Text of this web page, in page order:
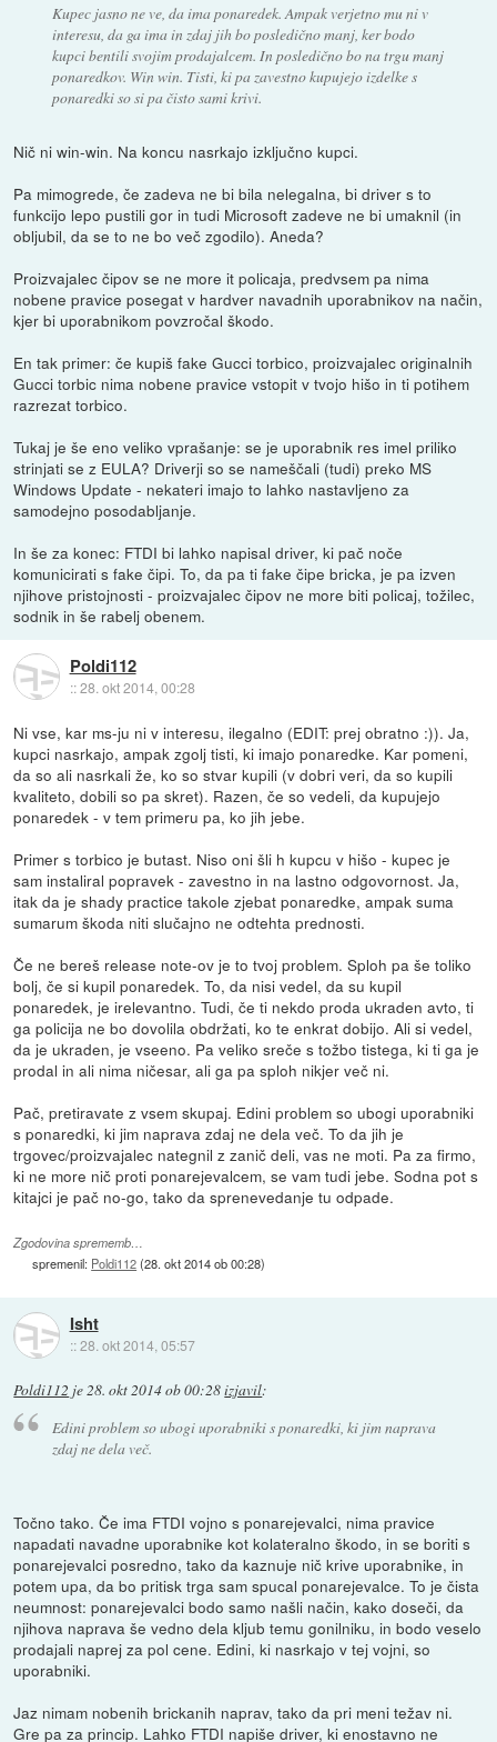
Kupec jasno ne ve, da ima ponaredek. Ampak verjetno mu ni v
interesu, da ga ima in zdaj jih bo posledično manj, ker bodo
kupci bentili svojim prodajalcem. In posledično bo na trgu manj
ponaredkov. Win win. Tisti, ki pa zavestno kupujejo izdelke s
ponaredki so si pa čisto sami krivi.
Nič ni win-win. Na koncu nasrkajo izključno kupci.
Pa mimogrede, če zadeva ne bi bila nelegalna, bi driver s to
funkcijo lepo pustili gor in tudi Microsoft zadeve ne bi umaknil (in
obljubil, da se to ne bo več zgodilo). Aneda?
Proizvajalec čipov se ne more it policaja, predvsem pa nima
nobene pravice posegat v hardver navadnih uporabnikov na način,
kjer bi uporabnikom povzročal škodo.
En tak primer: če kupiš fake Gucci torbico, proizvajalec originalnih
Gucci torbic nima nobene pravice vstopit v tvojo hišo in ti potihem
razrezat torbico.
Tukaj je še eno veliko vprašanje: se je uporabnik res imel priliko
strinjati se z EULA? Driverji so se nameščali (tudi) preko MS
Windows Update - nekateri imajo to lahko nastavljeno za
samodejno posodabljanje.
In še za konec: FTDI bi lahko napisal driver, ki pač noče
komunicirati s fake čipi. To, da pa ti fake čipe bricka, je pa izven
njihove pristojnosti - proizvajalec čipov ne more biti policaj, tožilec,
sodnik in še rabelj obenem.
Poldi112
::28. okt 2014, 00:28
Ni vse, kar ms-ju ni v interesu, ilegalno (EDIT: prej obratno :)). Ja,
kupci nasrkajo, ampak zgolj tisti, ki imajo ponaredke. Kar pomeni,
da so ali nasrkali že, ko so stvar kupili (v dobri veri, da so kupili
kvaliteto, dobili so pa skret). Razen, če so vedeli, da kupujejo
ponaredek - v tem primeru pa, ko jih jebe.
Primer s torbico je butast. Niso oni šli h kupcu v hišo - kupec je
sam instaliral popravek - zavestno in na lastno odgovornost. Ja,
itak da je shady practice takole zjebat ponaredke, ampak suma
sumarum škoda niti slučajno ne odtehta prednosti.
Če ne bereš release note-ov je to tvoj problem. Sploh pa še toliko
bolj, če si kupil ponaredek. To, da nisi vedel, da su kupil
ponaredek, je irelevantno. Tudi, če ti nekdo proda ukraden avto, ti
ga policija ne bo dovolila obdržati, ko te enkrat dobijo. Ali si vedel,
da je ukraden, je vseeno. Pa veliko sreče s tožbo tistega, ki ti ga je
prodal in ali nima ničesar, ali ga pa sploh nikjer več ni.
Pač, pretiravate z vsem skupaj. Edini problem so ubogi uporabniki
s ponaredki, ki jim naprava zdaj ne dela več. To da jih je
trgovec/proizvajalec nategnil z zanič deli, vas ne moti. Pa za firmo,
ki ne more nič proti ponarejevalcem, se vam tudi jebe. Sodna pot s
kitajci je pač no-go, tako da sprenevedanje tu odpade.
Zgodovina sprememb…
spremenil: Poldi112(28. okt 2014 ob 00:28)
Isht
::28. okt 2014, 05:57
Poldi112 je28. okt 2014 ob 00:28izjavil:
Edini problem so ubogi uporabniki s ponaredki, ki jim naprava
zdaj ne dela več.
Točno tako. Če ima FTDI vojno s ponarejevalci, nima pravice
napadati navadne uporabnike kot kolateralno škodo, in se boriti s
ponarejevalci posredno, tako da kaznuje nič krive uporabnike, in
potem upa, da bo pritisk trga sam spucal ponarejevalce. To je čista
neumnost: ponarejevalci bodo samo našli način, kako doseči, da
njihova naprava še vedno dela kljub temu gonilniku, in bodo veselo
prodajali naprej za pol cene. Edini, ki nasrkajo v tej vojni, so
uporabniki.
Jaz nimam nobenih brickanih naprav, tako da pri meni težav ni.
Gre pa za princip. Lahko FTDI napiše driver, ki enostavno ne